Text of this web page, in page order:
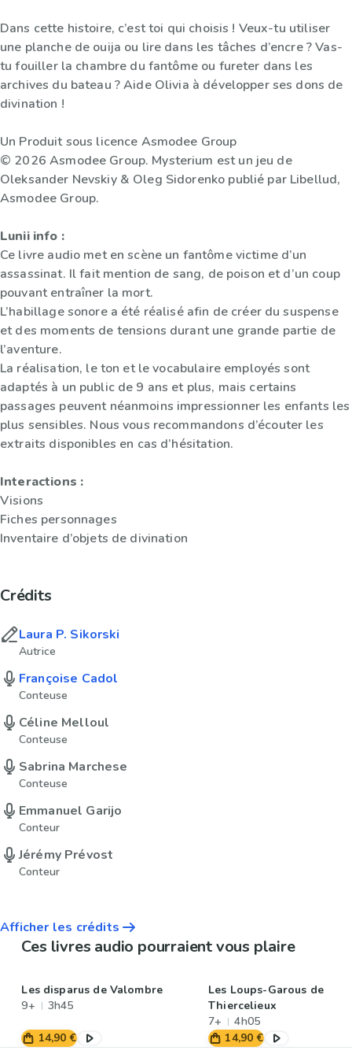
Dans cette histoire, c’est toi qui choisis ! Veux-tu utiliser
une planche de ouija ou lire dans les tâches d’encre ? Vas-
tu fouiller la chambre du fantôme ou fureter dans les
archives du bateau ? Aide Olivia à développer ses dons de
divination !
Un Produit sous licence Asmodee Group
© 2026 Asmodee Group. Mysterium est un jeu de
Oleksander Nevskiy & Oleg Sidorenko publié par Libellud,
Asmodee Group.
Lunii info :
Ce livre audio met en scène un fantôme victime d’un
assassinat. Il fait mention de sang, de poison et d’un coup
pouvant entraîner la mort.
L’habillage sonore a été réalisé afin de créer du suspense
et des moments de tensions durant une grande partie de
l’aventure.
La réalisation, le ton et le vocabulaire employés sont
adaptés à un public de 9 ans et plus, mais certains
passages peuvent néanmoins impressionner les enfants les
plus sensibles. Nous vous recommandons d’écouter les
extraits disponibles en cas d’hésitation.
Interactions :
Visions
Fiches personnages
Inventaire d’objets de divination
Crédits
Laura P. Sikorski
Autrice
Françoise Cadol
Conteuse
Céline Melloul
Conteuse
Sabrina Marchese
Conteuse
Emmanuel Garijo
Conteur
Jérémy Prévost
Conteur
Afficher les crédits
Ces livres audio pourraient vous plaire
Les disparus de Valombre
9+
3h45
14,90 €
Les Loups-Garous de
Thiercelieux
7+
4h05
14,90 €